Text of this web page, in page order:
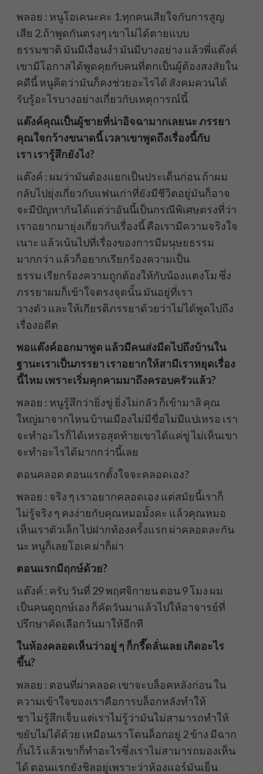
พลอย : หนูโอเคนะคะ 1.ทุกคนเสียใจกับการสูญ
เสีย 2.ถ้าพูดกันตรงๆ เขาไม่ได้ตายแบบ
ธรรมชาติ มันมีเงื่อนงำ มันมีบางอย่าง แล้วพี่แต๊งค์
เขามีโอกาสได้พูดคุยกับคนที่ตกเป็นผู้ต้องสงสัยใน
คดีนี้ หนูคิดว่ามันก็คงช่วยอะไรได้ สังคมควนได้
รับรู้อะไรบางอย่างเกี่ยวกับเหตุการณ์นี้
แต๊งค์คุณเป็นผู้ชายที่น่าอิจฉามากเลยนะ ภรรยา
คุณใจกว้างขนาดนี้ เวลาเขาพูดถึงเรื่องนี้กับ
เรา เรารู้สึกยังไง?
แต๊งค์ : ผมว่ามันต้องแยกเป็นประเด็นก่อน ถ้าผม
กลับไปยุ่งเกี่ยวกับแฟนเก่าที่ยังมีชีวิตอยู่มันก็อาจ
จะมีปัญหากันได้แต่ว่าอันนี้เป็นกรณีพิเศษตรงที่ว่า
เราอยากมายุ่งเกี่ยวกับเรื่องนี้ คือเรามีความจริงใจ
เนาะ แล้วเน้นไปที่เรื่องของการมีมนุษยธรรม
มากกว่า แล้วก็อยากเรียกร้องความเป็น
ธรรม เรียกร้องความถูกต้องให้กับน้องแตงโม ซึ่ง
ภรรยาผมก็เข้าใจตรงจุดนั้น มันอยู่ที่เรา
วางตัว และให้เกียรติภรรยาด้วยว่าไม่ได้พูดไปถึง
เรื่องอดีต
พอแต๊งค์ออกมาพูด แล้วมีคนส่งมีดไปถึงบ้านใน
ฐานะเราเป็นภรรยา เราอยากให้สามีเราหยุดเรื่อง
นี้ไหม เพราะเริ่มคุกคามมาถึงครอบครัวแล้ว?
พลอย : หนูรู้สึกว่ายิ่งขู่ ยิ่งไม่กลัว ก็เข้ามาสิ คุณ
ใหญ่มาจากไหน บ้านเมืองไม่มีขื่อไม่มีแปเหรอ เรา
จะทำอะไรก็ได้เหรอสุดท้ายเขาได้แค่ขู่ ไม่เห็นเขา
จะทำอะไรได้มากกว่านี้เลย
ตอนคลอด ตอนแรกตั้งใจจะคลอดเอง?
พลอย : จริง ๆ เราอยากคลอดเอง แต่สมัยนี้เราก็
ไม่รู้จริง ๆ คงง่ายกับคุณหมอมั้งคะ แล้วคุณหมอ
เห็นเราตัวเล็ก ไปฝากท้องครั้งแรก ผ่าคลอดละกัน
นะ หนูก็เลยโอเค ผ่าก็ผ่า
ตอนแรกมีฤกษ์ด้วย?
แต๊งค์ : ครับ วันที่ 29 พฤศจิกายน ตอน 9 โมง ผม
เป็นคนดูฤกษ์เอง ก็คัดวันมาแล้วไปให้อาจารย์ที่
ปรึกษาคัดเลือกวันมาให้อีกที
ในห้องคลอดเห็นว่าอยู่ ๆ ก็กรี๊ดลั่นเลย เกิดอะไร
ขึ้น?
พลอย : ตอนที่ผ่าคลอด เขาจะบล็อคหลังก่อน ใน
ความเข้าใจของเราคือการบล็อกหลังทำให้
ชา ไม่รู้สึกเจ็บ แต่เราไม่รู้ว่ามันไม่สามารถทำให้
ขยับไม่ได้ด้วย เหมือนเราโดนล็อกอยู่ 2 ข้าง มีฉาก
กั้นไว้ แล้วเขาก็ทำอะไรซึ่งเราไม่สามารถมองเห็น
ได้ ตอนแรกยังชิลอยู่เพราะว่าห้องแอร์มันเย็น